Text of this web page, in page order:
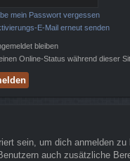
mein Passwort vergessen
E-Mail erneut senden
bleiben
Online-Status während dieser
sein, um dich anmelden
auch zusätzliche